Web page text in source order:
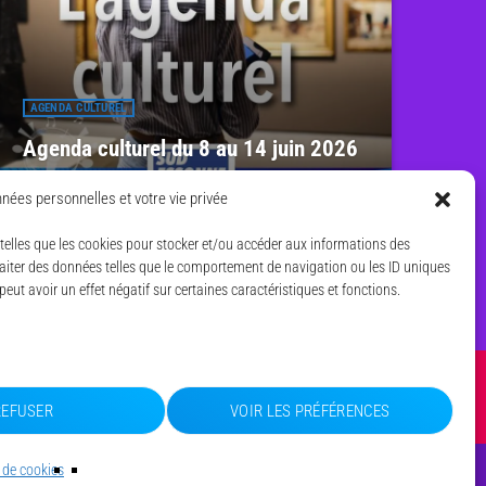
personnelles et votre vie privée
que les cookies pour stocker et/ou accéder aux informations des
des données telles que le comportement de navigation ou les ID uniques
avoir un effet négatif sur certaines caractéristiques et fonctions.
VOIR LES PRÉFÉRENCES
cookies
share
email
AGENDA CULTUREL
Agenda culturel du 8 au 14 juin 2026
DE COOKIES (UE)